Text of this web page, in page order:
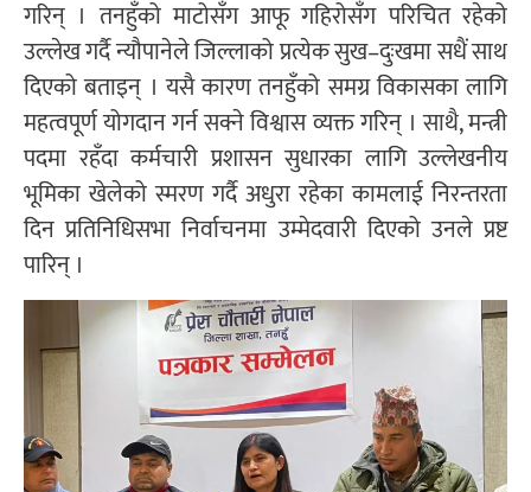
गरिन् । तनहुँको माटोसँग आफू गहिरोसँग परिचित रहेको
उल्लेख गर्दै न्यौपानेले जिल्लाको प्रत्येक सुख–दुःखमा सधैं साथ
दिएको बताइन् । यसै कारण तनहुँको समग्र विकासका लागि
महत्वपूर्ण योगदान गर्न सक्ने विश्वास व्यक्त गरिन् । साथै, मन्त्री
पदमा रहँदा कर्मचारी प्रशासन सुधारका लागि उल्लेखनीय
भूमिका खेलेको स्मरण गर्दै अधुरा रहेका कामलाई निरन्तरता
दिन प्रतिनिधिसभा निर्वाचनमा उम्मेदवारी दिएको उनले प्रष्ट
पारिन् ।